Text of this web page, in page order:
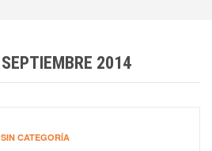
SEPTIEMBRE 2014
SIN CATEGORÍA